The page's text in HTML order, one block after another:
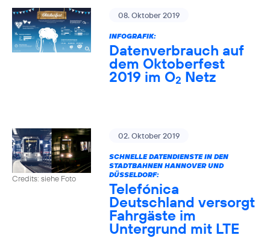
08. Oktober 2019
INFOGRAFIK:
Datenverbrauch auf
dem Oktoberfest
2019 im O2 Netz
Credits: siehe Foto
02. Oktober 2019
SCHNELLE DATENDIENSTE IN DEN
STADTBAHNEN HANNOVER UND
DÜSSELDORF:
Telefónica
Deutschland versorgt
Fahrgäste im
Untergrund mit LTE